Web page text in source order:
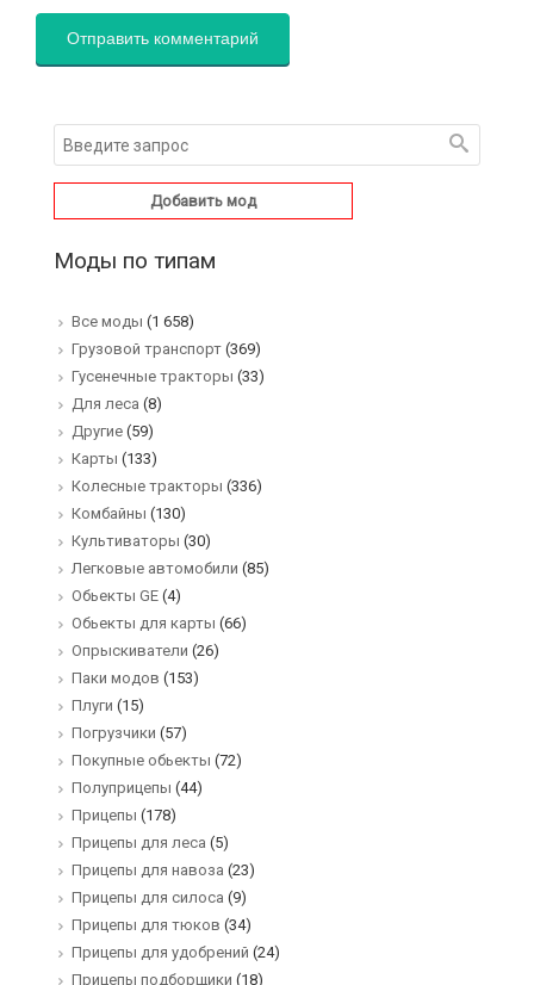
Добавить мод
Моды по типам
Все моды (1 658)
Грузовой транспорт (369)
Гусенечные тракторы (33)
Для леса (8)
Другие (59)
Карты (133)
Колесные тракторы (336)
Комбайны (130)
Культиваторы (30)
Легковые автомобили (85)
Обьекты GE (4)
Обьекты для карты (66)
Опрыскиватели (26)
Паки модов (153)
Плуги (15)
Погрузчики (57)
Покупные обьекты (72)
Полуприцепы (44)
Прицепы (178)
Прицепы для леса (5)
Прицепы для навоза (23)
Прицепы для силоса (9)
Прицепы для тюков (34)
Прицепы для удобрений (24)
Прицепы подборщики (18)